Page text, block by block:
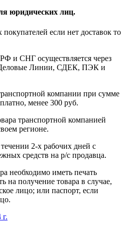
юридических лиц.
если нет доставок то
СНГ осуществляется через
Линии, СДЕК, ПЭК и
компании при сумме
менее 300 руб.
транспортной компанией
регионе.
2-х рабочих дней с
средств на р/с продавца.
иметь печать
на получение товара в случае,
лицо; или паспорт, если